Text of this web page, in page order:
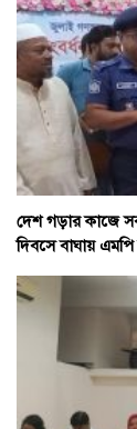
দেশ গড়ার কাজে
দিবসে বাঘায় এমপি